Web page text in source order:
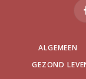
ALGEMEEN
GEZOND